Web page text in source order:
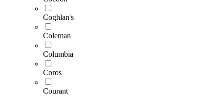
Coghlan's
Coleman
Columbia
Coros
Courant